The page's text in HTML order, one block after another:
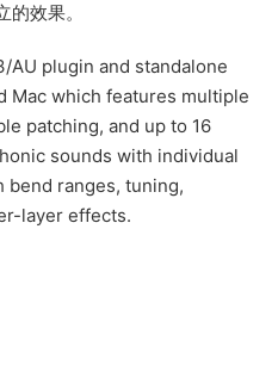
效果。
AU plugin and standalone
Mac which features multiple
patching, and up to 16
sounds with individual
bend ranges, tuning,
layer effects.